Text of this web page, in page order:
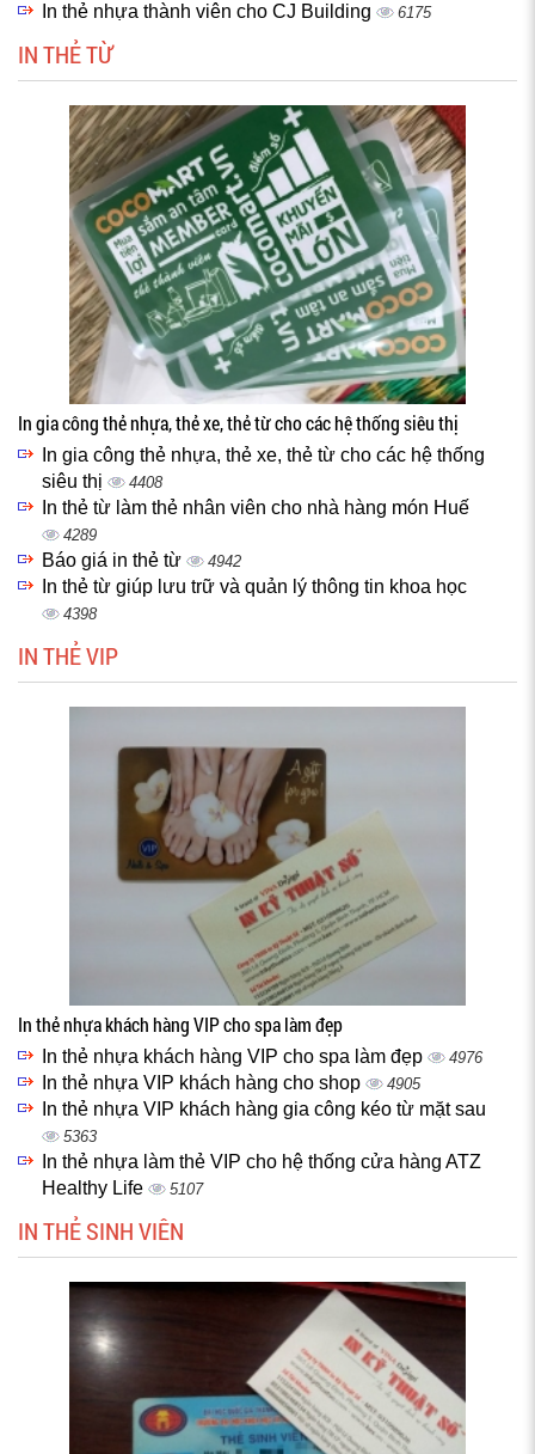
In thẻ nhựa thành viên cho CJ Building 6175
IN THẺ TỪ
In gia công thẻ nhựa, thẻ xe, thẻ từ cho các hệ thống siêu thị
In gia công thẻ nhựa, thẻ xe, thẻ từ cho các hệ thống
siêu thị
4408
In thẻ từ làm thẻ nhân viên cho nhà hàng món Huế
4289
Báo giá in thẻ từ 4942
In thẻ từ giúp lưu trữ và quản lý thông tin khoa học
4398
IN THẺ VIP
In thẻ nhựa khách hàng VIP cho spa làm đẹp
In thẻ nhựa khách hàng VIP cho spa làm đẹp 4976
In thẻ nhựa VIP khách hàng cho shop 4905
In thẻ nhựa VIP khách hàng gia công kéo từ mặt sau
5363
In thẻ nhựa làm thẻ VIP cho hệ thống cửa hàng ATZ
Healthy Life
5107
IN THẺ SINH VIÊN